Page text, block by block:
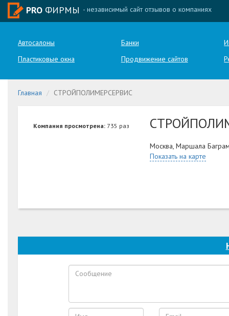
PRO ФИРМЫ - независимый сайт отзывов о компаниях
Автосалоны Банки
Пластиковые окна
Продвижение сайтов
Главная СТРОЙПОЛИМЕРСЕРВИС
Компания просмотрена: 735 раз
Москва, Маршала
Показать на карте